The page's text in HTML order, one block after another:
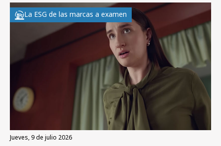
La ESG de las marcas a examen
jueves, 9 de julio 2026